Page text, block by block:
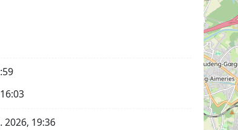
16:03
2026, 19:36